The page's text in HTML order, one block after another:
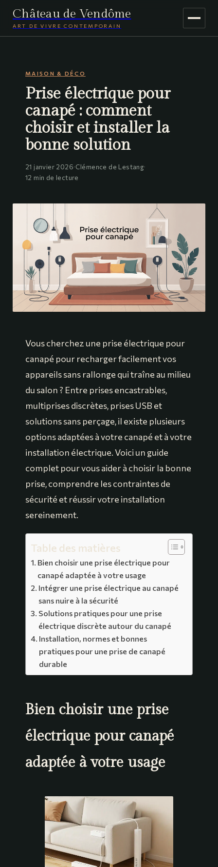
Château de Vendôme
ART DE VIVRE CONTEMPORAIN
JARDINAGE
VOYAGE
MAISON & DÉCO
Prise électrique pour
canapé : comment
choisir et installer la
bonne solution
21 janvier 2026·Clémence de Lestang·
12 min de lecture
Vous cherchez une prise électrique pour
canapé pour recharger facilement vos
appareils sans rallonge qui traîne au milieu
du salon ? Entre prises encastrables,
multiprises discrètes, prises USB et
solutions sans perçage, il existe plusieurs
options adaptées à votre canapé et à votre
installation électrique. Voici un guide
complet pour vous aider à choisir la bonne
prise, comprendre les contraintes de
sécurité et réussir votre installation
sereinement.
Table des matières
Bien choisir une prise électrique pour
canapé adaptée à votre usage
Intégrer une prise électrique au canapé
sans nuire à la sécurité
Solutions pratiques pour une prise
électrique discrète autour du canapé
Installation, normes et bonnes
pratiques pour une prise de canapé
durable
Bien choisir une prise
électrique pour canapé
adaptée à votre usage